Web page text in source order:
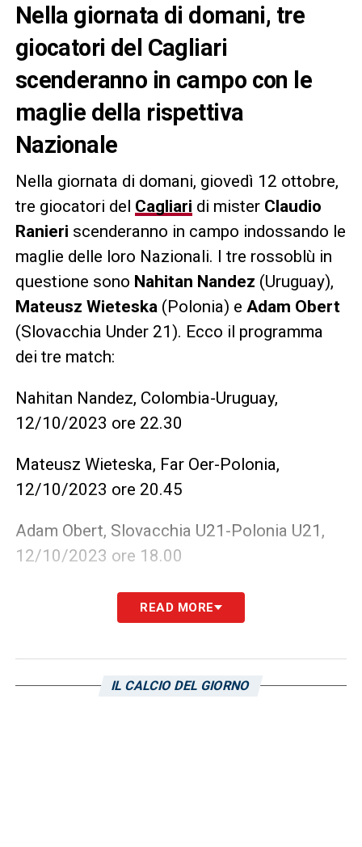
Nella giornata di domani, tre
giocatori del Cagliari
scenderanno in campo con le
maglie della rispettiva
Nazionale
Nella giornata di domani, giovedì 12 ottobre,
tre giocatori del Cagliari di mister Claudio
Ranieri scenderanno in campo indossando le
maglie delle loro Nazionali. I tre rossoblù in
questione sono Nahitan Nandez (Uruguay),
Mateusz Wieteska (Polonia) e Adam Obert
(Slovacchia Under 21). Ecco il programma
dei tre match:
Nahitan Nandez, Colombia-Uruguay,
12/10/2023 ore 22.30
Mateusz Wieteska, Far Oer-Polonia,
12/10/2023 ore 20.45
Adam Obert, Slovacchia U21-Polonia U21,
12/10/2023 ore 18.00
LA PLAYLIST DELLE NOSTRE TOP NEWS
READ MORE
IL CALCIO DEL GIORNO